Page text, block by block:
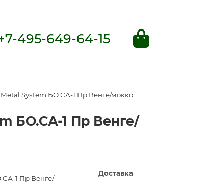
495-649-64-15
System БО.СА-1 Пр Венге/мокко
БО.СА-1 Пр Венге/
1 Пр Венге/
Доставка